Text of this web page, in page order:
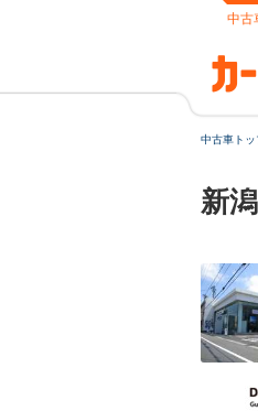
中古
中古車トッ
新